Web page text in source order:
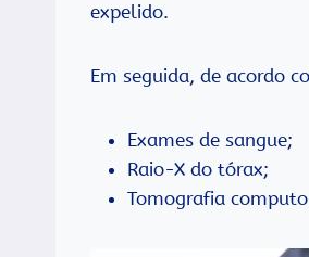
expelido.
Em seguida, de acordo
Exames de sangue;
Raio-X do tórax;
Tomografia